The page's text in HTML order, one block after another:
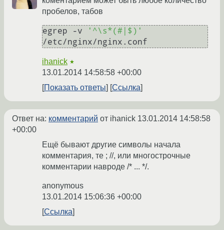
пробелов, табов
egrep -v
'^\s*(#|$)'
ihanick ★
13.01.2014 14:58:58 +00:00
Показать ответы
Ссылка
Ответ на: комментарий от ihanick 13.01.2014 14:58:58
+00:00
Ещё бывают другие символы начала
комментария, те ; //, или многострочные
комментарии навроде /* ... */.
anonymous
13.01.2014 15:06:36 +00:00
Ссылка